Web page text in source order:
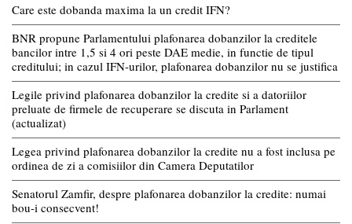
Care este dobanda maxima la un credit IFN?
BNR propune Parlamentului plafonarea dobanzilor la creditele
bancilor intre 1,5 si 4 ori peste DAE medie, in functie de tipul
creditului; in cazul IFN-urilor, plafonarea dobanzilor nu se justifica
Legile privind plafonarea dobanzilor la credite si a datoriilor
preluate de firmele de recuperare se discuta in Parlament
(actualizat)
Legea privind plafonarea dobanzilor la credite nu a fost inclusa pe
ordinea de zi a comisiilor din Camera Deputatilor
Senatorul Zamfir, despre plafonarea dobanzilor la credite: numai
bou-i consecvent!